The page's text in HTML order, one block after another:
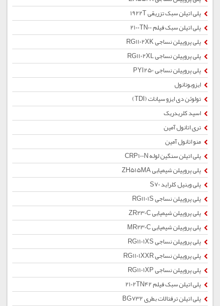
پلی اتیلن سبک تزریقی 1922T
پلی اتیلن سبک فیلم 2100TN00
پلی پروپیلن نساجی RG1102XK
پلی پروپیلن نساجی RG1102XL
پلی پروپیلن نساجی PYI250
ایزوبوتانول
تولوئن دی ایزو سیانات (TDI)
اسید کلریدریک
تری اتانول آمین
منو اتانول آمین
پلی اتیلن سنگین لوله CRP100N
پلی پروپیلن شیمیایی ZH515MA
پلی وینیل کلراید S70
پلی پروپیلن نساجی RG1101S
پلی پروپیلن شیمیایی ZR230C
پلی پروپیلن شیمیایی MR230C
پلی پروپیلن نساجی RG1101XS
پلی پروپیلن نساجی RG1101XXR
پلی پروپیلن نساجی RG1101XP
پلی اتیلن سبک فیلم 2102TN42
پلی اتیلن ترفتالات بطری BG732